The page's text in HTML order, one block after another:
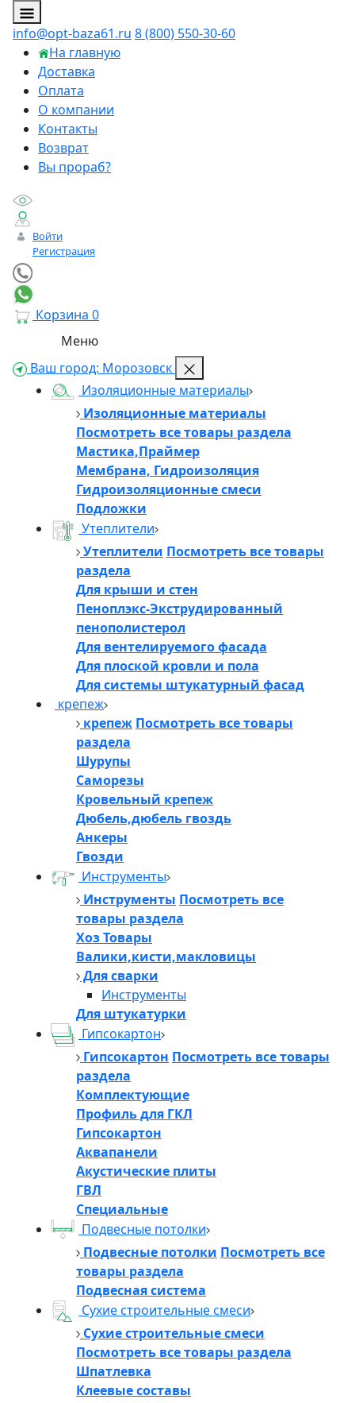
info@opt-baza61.ru 8 (800) 550-30-60
На главную
Доставка
Оплата
О компании
Контакты
Возврат
Вы прораб?
Войти
Регистрация
Корзина 0
Меню
Ваш город: Морозовск
Изоляционные материалы
Изоляционные материалы
Посмотреть все товары раздела
Мастика,Праймер
Мембрана, Гидроизоляция
Гидроизоляционные смеси
Подложки
Утеплители
Утеплители Посмотреть все товары
раздела
Для крыши и стен
Пеноплэкс-Экструдированный
пенополистерол
Для вентелируемого фасада
Для плоской кровли и пола
Для системы штукатурный фасад
крепеж
крепеж Посмотреть все товары
раздела
Шурупы
Саморезы
Кровельный крепеж
Дюбель,дюбель гвоздь
Анкеры
Гвозди
Инструменты
Инструменты Посмотреть все
товары раздела
Хоз Товары
Валики,кисти,макловицы
Для сварки
Инструменты
Для штукатурки
Гипсокартон
Гипсокартон Посмотреть все товары
раздела
Комплектующие
Профиль для ГКЛ
Гипсокартон
Аквапанели
Акустические плиты
ГВЛ
Специальные
Подвесные потолки
Подвесные потолки Посмотреть все
товары раздела
Подвесная система
Сухие строительные смеси
Сухие строительные смеси
Посмотреть все товары раздела
Шпатлевка
Клеевые составы